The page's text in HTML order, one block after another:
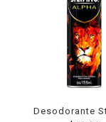
Desodorante